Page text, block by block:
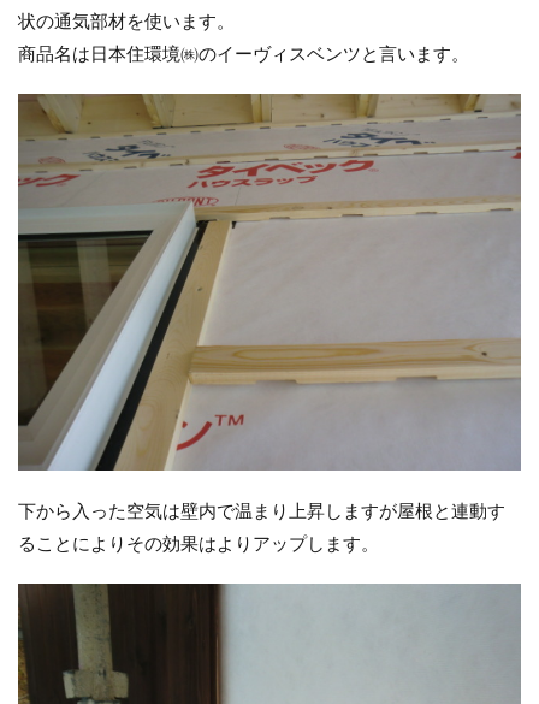
状の通気部材を使います。
商品名は日本住環境㈱のイーヴィスベンツと言います。
下から入った空気は壁内で温まり上昇しますが屋根と連動す
ることによりその効果はよりアップします。